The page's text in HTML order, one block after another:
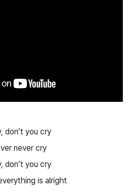
don’t you cry
never cry
don’t you cry
is alright